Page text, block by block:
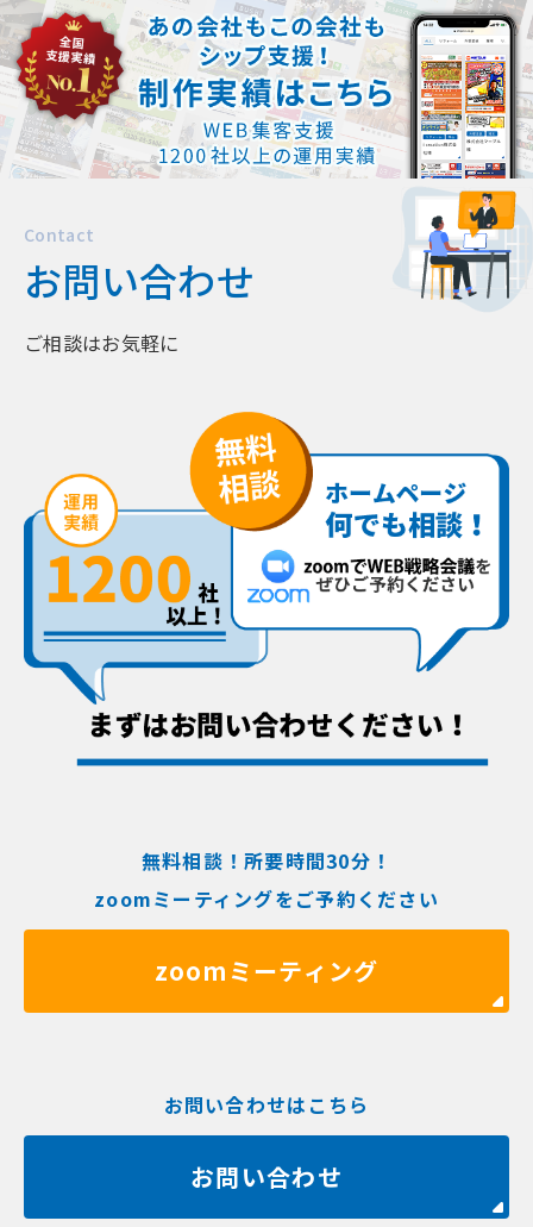
ホームページ作って反響は出るの？
忙しくてもホームページ作成は可能？
Contact
お問い合わせ
ご相談はお気軽に
無料相談！所要時間30分！
zoomミーティングをご予約ください
zoomミーティング
お問い合わせはこちら
お問い合わせ